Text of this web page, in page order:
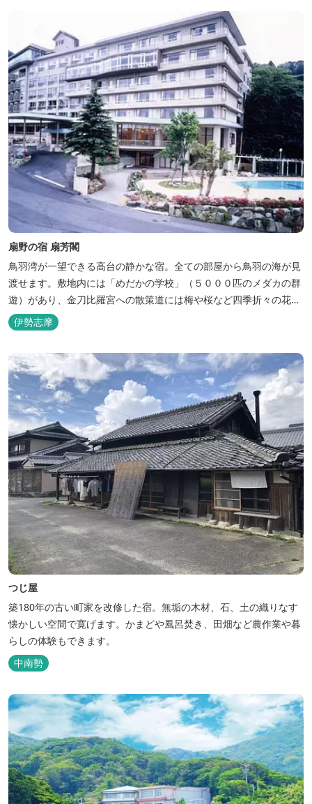
扇野の宿 扇芳閣
鳥羽湾が一望できる高台の静かな宿。全ての部屋から鳥羽の海が見
渡せます。敷地内には「めだかの学校」（５０００匹のメダカの群
遊）があり、金刀比羅宮への散策道には梅や桜など四季折々の花が
咲き誇り、ここ扇野ならではの懐かしい風景と感動に出会うことが
出来ます。 扇野温泉”初蕾の湯”では、水琴窟の音に耳をすませてみ
伊勢志摩
つじ屋
築180年の古い町家を改修した宿。無垢の木材、石、土の織りなす
懐かしい空間で寛げます。かまどや風呂焚き、田畑など農作業や暮
らしの体験もできます。
中南勢